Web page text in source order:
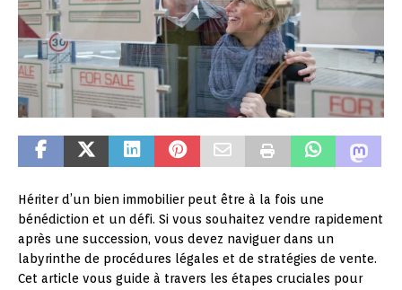
Hériter d’un bien immobilier peut être à la fois une
bénédiction et un défi. Si vous souhaitez vendre rapidement
après une succession, vous devez naviguer dans un
labyrinthe de procédures légales et de stratégies de vente.
Cet article vous guide à travers les étapes cruciales pour